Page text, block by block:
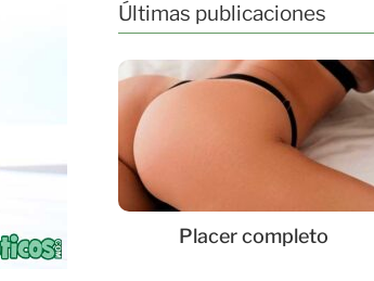
Últimas publicaciones
Placer completo